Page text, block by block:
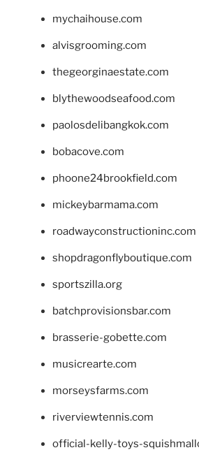
mychaihouse.com
alvisgrooming.com
thegeorginaestate.com
blythewoodseafood.com
paolosdelibangkok.com
bobacove.com
phoone24brookfield.com
mickeybarmama.com
roadwayconstructioninc.com
shopdragonflyboutique.com
sportszilla.org
batchprovisionsbar.com
brasserie-gobette.com
musicrearte.com
morseysfarms.com
riverviewtennis.com
official-kelly-toys-